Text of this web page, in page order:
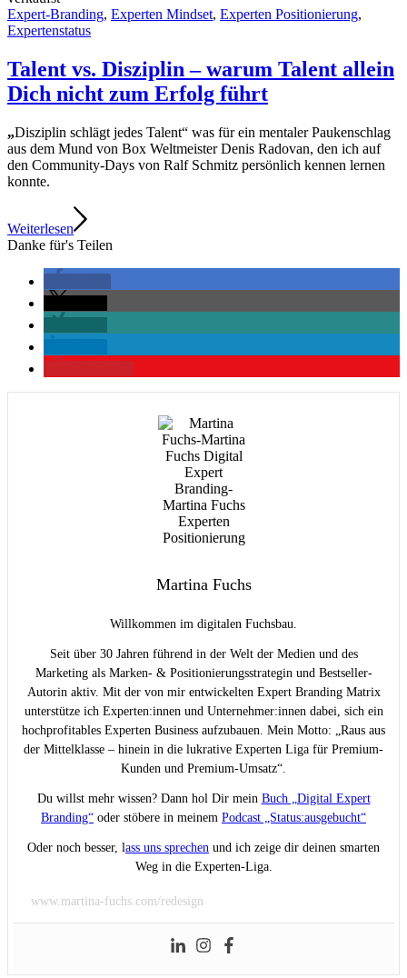
Expert-Branding, Experten Mindset, Experten Positionierung,
Expertenstatus
Talent vs. Disziplin – warum Talent allein
Dich nicht zum Erfolg führt
„Disziplin schlägt jedes Talent“ was für ein mentaler Paukenschlag
aus dem Mund von Box Weltmeister Denis Radovan, den ich auf
den Community-Days von Ralf Schmitz persönlich kennen lernen
konnte.
Weiterlesen
Danke für's Teilen
Martina Fuchs
Willkommen im digitalen Fuchsbau.
Seit über 30 Jahren führend in der Welt der Medien und des
Marketing als Marken- & Positionierungsstrategin und Bestseller-
Autorin aktiv. Mit der von mir entwickelten Expert Branding Matrix
unterstütze ich Experten:innen und Unternehmer:innen dabei, sich ein
hochprofitables Experten Business aufzubauen. Mein Motto: „Raus aus
der Mittelklasse – hinein in die lukrative Experten Liga für Premium-
Kunden und Premium-Umsatz“.
Du willst mehr wissen? Dann hol Dir mein Buch „Digital Expert
Branding“ oder stöbere in meinem Podcast „Status:ausgebucht“
Oder noch besser, lass uns sprechen und ich zeige dir deinen smarten
Weg in die Experten-Liga.
www.martina-fuchs.com/redesign